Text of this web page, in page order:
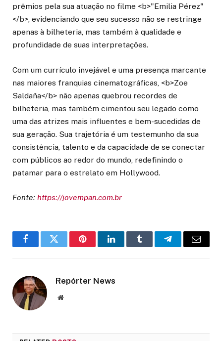
prêmios pela sua atuação no filme <b>"Emilia Pérez"
</b>, evidenciando que seu sucesso não se restringe
apenas à bilheteria, mas também à qualidade e
profundidade de suas interpretações.
Com um currículo invejável e uma presença marcante
nas maiores franquias cinematográficas, <b>Zoe
Saldaña</b> não apenas quebrou recordes de
bilheteria, mas também cimentou seu legado como
uma das atrizes mais influentes e bem-sucedidas de
sua geração. Sua trajetória é um testemunho da sua
consistência, talento e da capacidade de se conectar
com públicos ao redor do mundo, redefinindo o
patamar para o estrelato em Hollywood.
Fonte: https://jovempan.com.br
FacebookTwitter PinterestLinkedInTumblr TelegramEmail
Repórter News
Website